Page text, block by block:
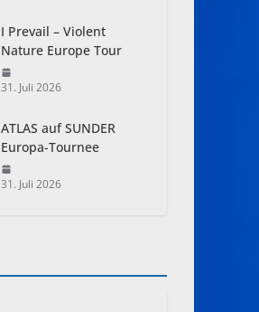
I Prevail – Violent
Nature Europe Tour
31. Juli 2026
ATLAS auf SUNDER
Europa-Tournee
31. Juli 2026